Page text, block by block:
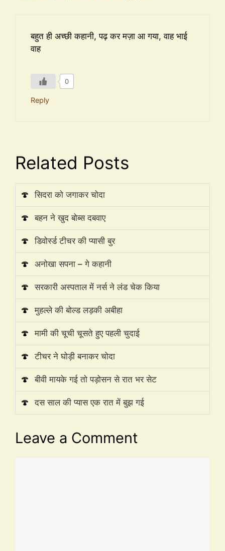
बहुत ही अच्छी कहानी, पढ़ कर मज़ा आ गया, वाह भाई
वाह
0
Reply
Related Posts
🍄 सिदरा को जगाकर चोदा
🍄 बहन ने खुद बोब्स दबवाए
🍄 डिवोर्स्ड टीचर की प्यासी बुर
🍄 अनोखा सपना – गे कहानी
🍄 सरकारी अस्पताल में नर्स ने लंड चेक किया
🍄 मुहल्ले की बोल्ड लड़की अबीहा
🍄 मामी की चूची चूसते हुए पहली चुदाई
🍄 टीचर ने घोड़ी बनाकर चोदा
🍄 बीवी मायके गई तो पड़ोसन से रात भर सेट
🍄 दस साल की प्यास एक रात में बुझ गई
Leave a Comment